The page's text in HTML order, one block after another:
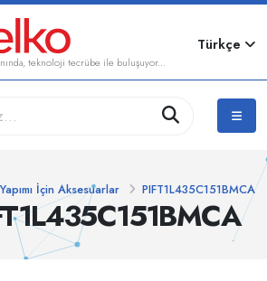
teknoloji tecrübe ile buluşuyor...
Türkçe
İçin Aksesuarlar PIFT1L435C151BMCA